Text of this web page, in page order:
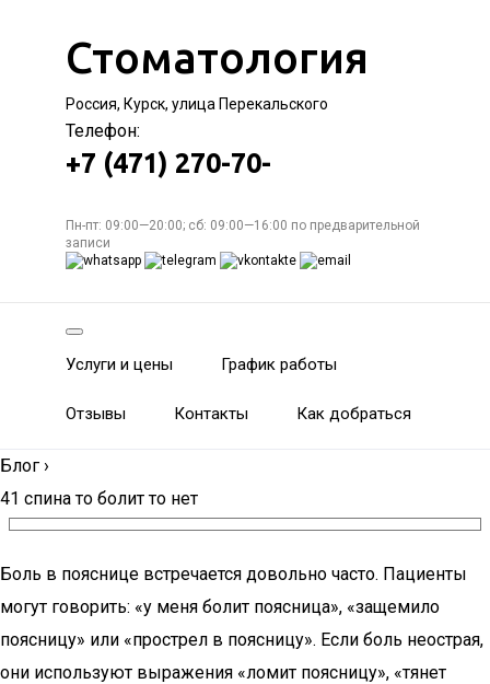
Стоматология
Россия, Курск, улица Перекальского
Телефон:
+7 (471) 270-70-
Пн-пт: 09:00—20:00; сб: 09:00—16:00 по предварительной
записи
Услуги и цены График работы
Отзывы Контакты Как добраться
Блог ›
41 спина то болит то нет
Боль в пояснице встречается довольно часто. Пациенты
могут говорить: «у меня болит поясница», «защемило
поясницу» или «прострел в поясницу». Если боль неострая,
они используют выражения «ломит поясницу», «тянет